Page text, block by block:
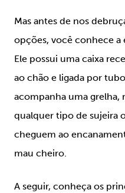
Mas antes de nos
opções, você conhece a
Ele possui uma caixa
ao chão e ligada por
acompanha uma grelha,
qualquer tipo de sujeira
cheguem ao
mau cheiro.
A seguir, conheça os